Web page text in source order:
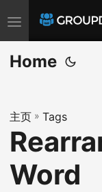
T
o
g
e
n
v
Home
主页 » Tags
Word